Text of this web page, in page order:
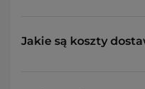
Jakie są koszty